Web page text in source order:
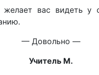
вас видеть у
— Довольно —
Учитель М.